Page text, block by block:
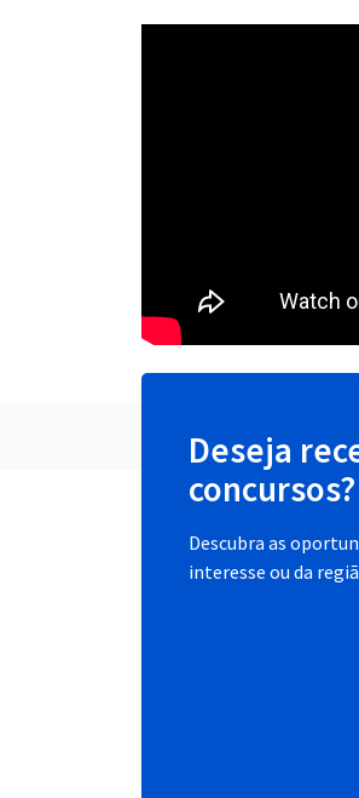
Deseja
concursos?
Descubra as
interesse ou da